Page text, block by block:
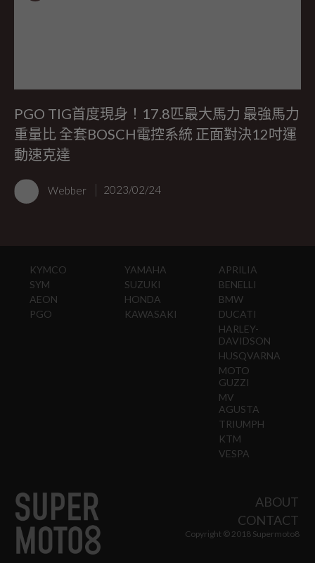
PGO TIG首度現身！17.8匹最大馬力 最強馬力
重量比 全套BOSCH電控系統 正面對決12吋運
動速克達
Webber 2023/02/24
KYMCO
SYM
AEON
PGO
YAMAHA
SUZUKI
HONDA
KAWASAKI
APRILIA
BENELLI
BMW
DUCATI
HARLEY-
DAVIDSON
HUSQVARNA
MOTO
GUZZI
MV
AGUSTA
TRIUMPH
KTM
VESPA
ABOUT
CONTACT
Copyright © 2018 Supermoto8